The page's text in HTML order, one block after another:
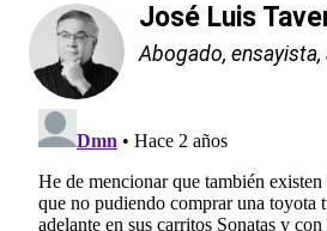
José Luis
Abogado,